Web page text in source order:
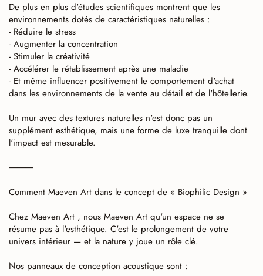
De plus en plus d'études scientifiques montrent que les
environnements dotés de caractéristiques naturelles :
- Réduire le stress
- Augmenter la concentration
- Stimuler la créativité
- Accélérer le rétablissement après une maladie
- Et même influencer positivement le comportement d'achat
dans les environnements de la vente au détail et de l'hôtellerie.
Un mur avec des textures naturelles n'est donc pas un
supplément esthétique, mais une forme de luxe tranquille dont
l'impact est mesurable.
⸻
Comment Maeven Art dans le concept de « Biophilic Design »
Chez Maeven Art , nous Maeven Art qu'un espace ne se
résume pas à l'esthétique. C'est le prolongement de votre
univers intérieur — et la nature y joue un rôle clé.
Nos panneaux de conception acoustique sont :